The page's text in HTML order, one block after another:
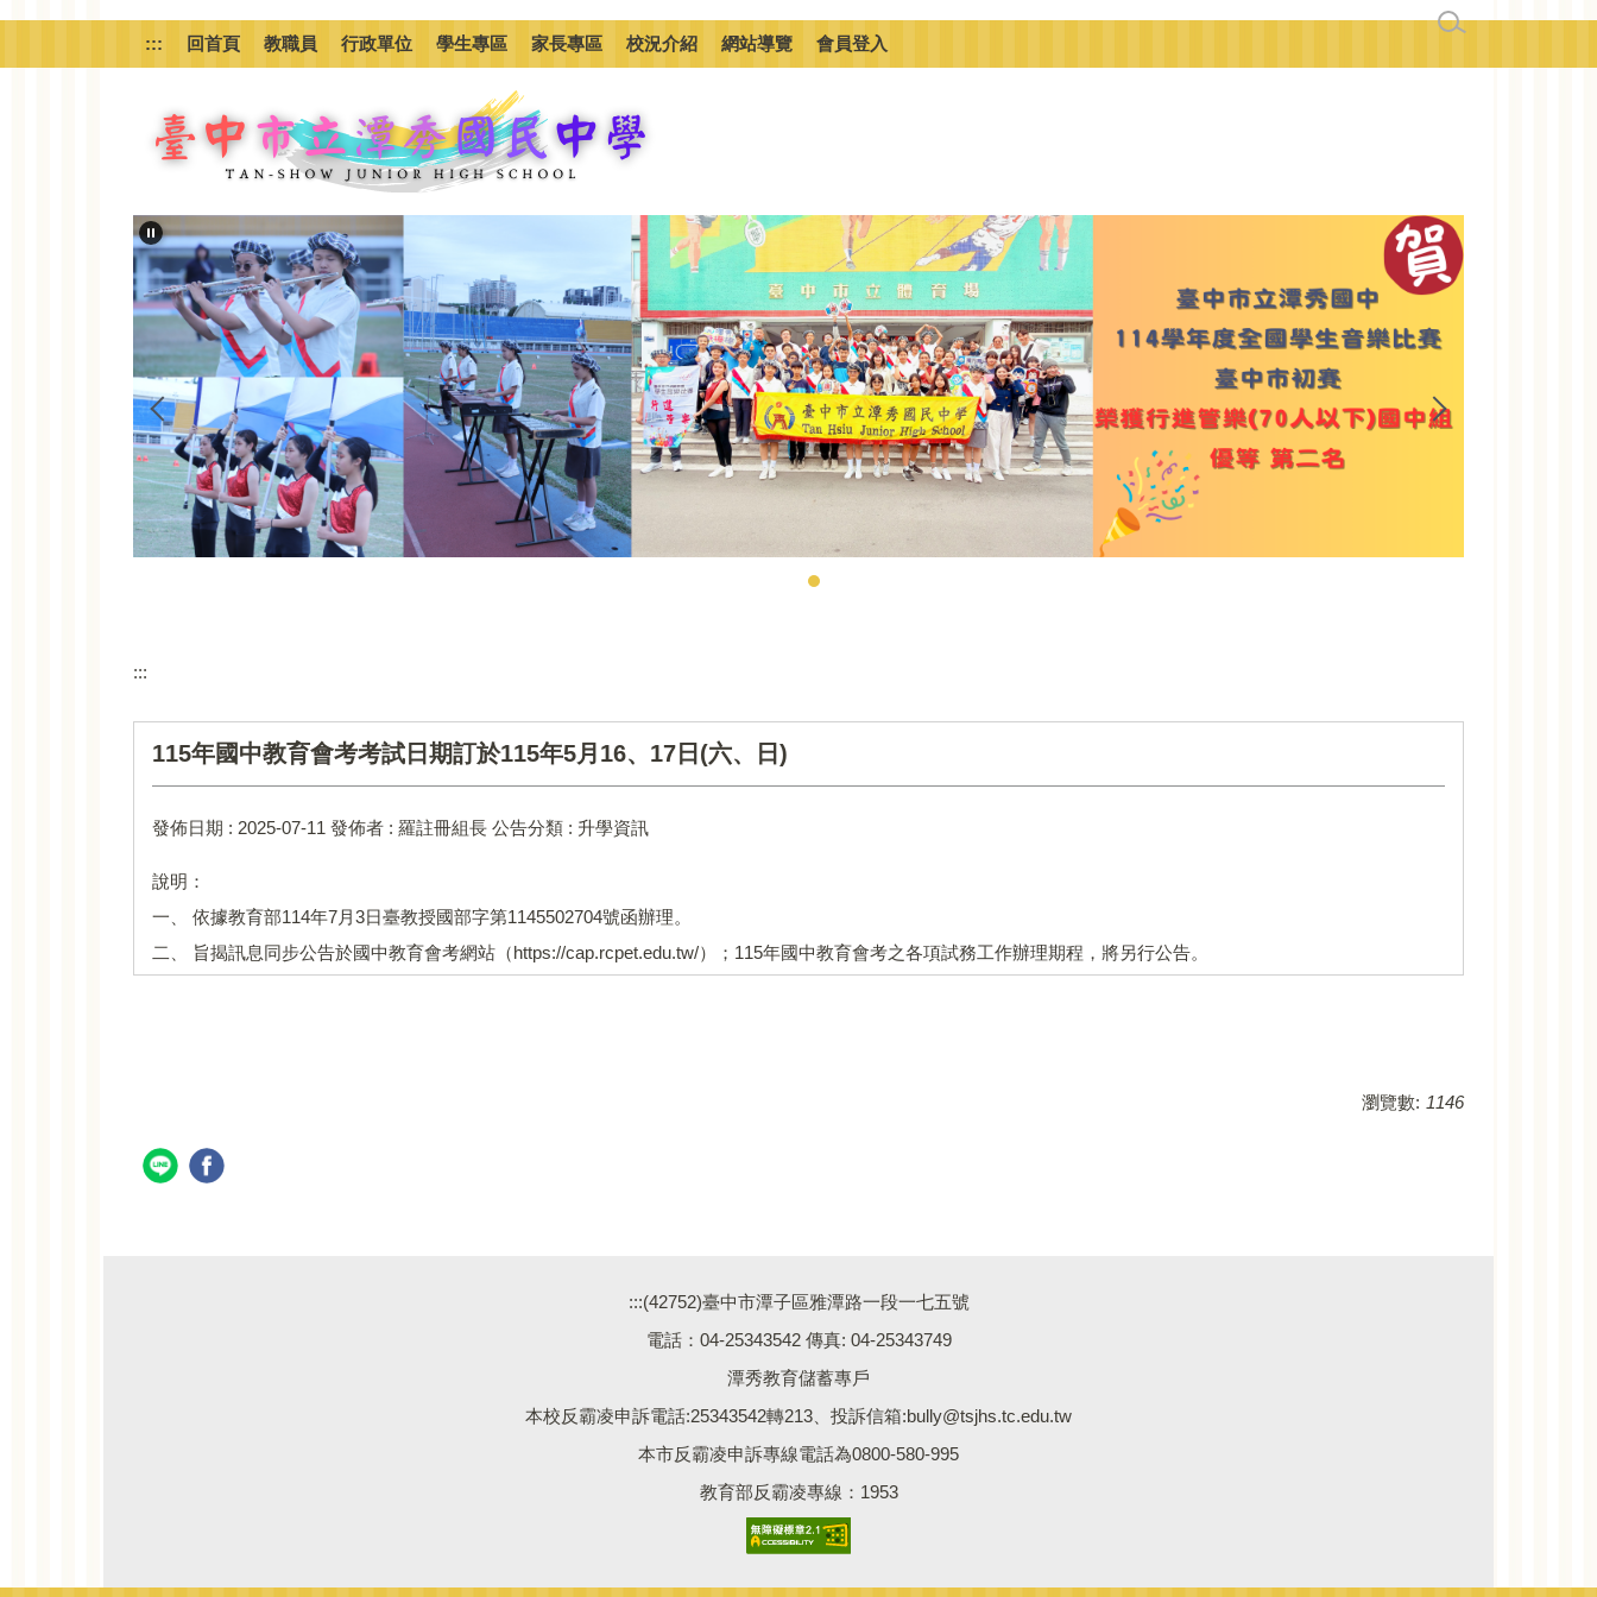
跳
主
::: 回首頁 教職員 行政單位 學生專區 家長專區 校況介紹 網站導覽 會員登入
:::
115年國中教育會考考試日期訂於115年5月16、17日(六、日)
發佈日期 : 2025-07-11 發佈者 : 羅註冊組長 公告分類 : 升學資訊
說明：
一、 依據教育部114年7月3日臺教授國部字第1145502704號函辦理。
二、 旨揭訊息同步公告於國中教育會考網站（https://cap.rcpet.edu.tw/）；115年國中教育會考之各項試務工作辦理期程，將另行公告。
瀏覽數: 1146
:::(42752)臺中市潭子區雅潭路一段一七五號
電話：04-25343542 傳真: 04-25343749
潭秀教育儲蓄專戶
本校反霸凌申訴電話:25343542轉213、投訴信箱:bully@tsjhs.tc.edu.tw
本市反霸凌申訴專線電話為0800-580-995
教育部反霸凌專線：1953